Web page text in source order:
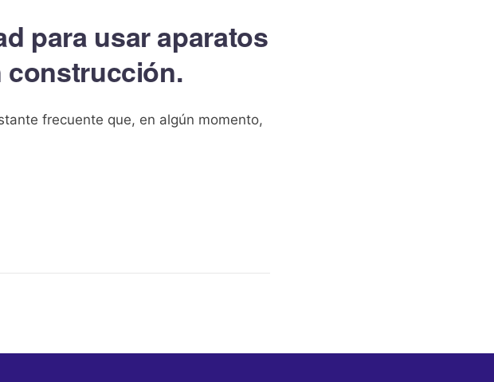
para usar aparatos
construcción.
frecuente que, en algún momento,